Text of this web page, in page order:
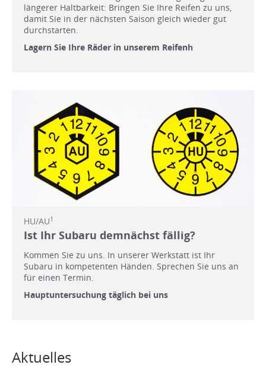
längerer Haltbarkeit: Bringen Sie Ihre Reifen zu uns,
damit Sie in der nächsten Saison gleich wieder gut
durchstarten.
Lagern Sie Ihre Räder in unserem Reifenh
HU/AU1
Ist Ihr Subaru demnächst fällig?
Kommen Sie zu uns. In unserer Werkstatt ist Ihr
Subaru in kompetenten Händen. Sprechen Sie uns an
für einen Termin.
Hauptuntersuchung täglich bei uns
Aktuelles